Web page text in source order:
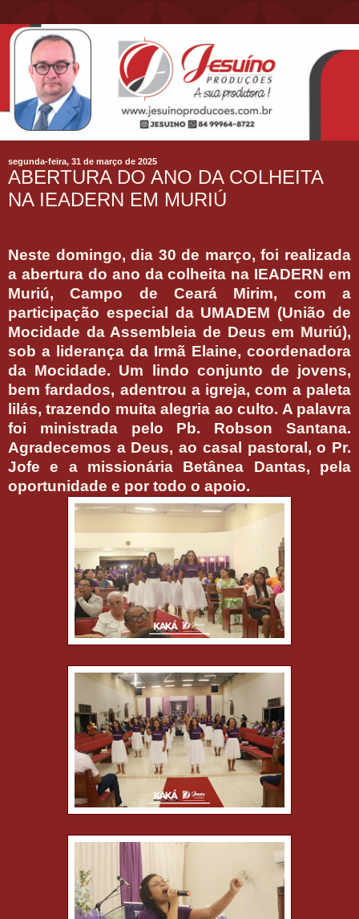
segunda-feira, 31 de março de 2025
ABERTURA DO ANO DA COLHEITA
NA IEADERN EM MURIÚ
Neste domingo, dia 30 de março, foi realizada
a abertura do ano da colheita na IEADERN em
Muriú, Campo de Ceará Mirim, com a
participação especial da UMADEM (União de
Mocidade da Assembleia de Deus em Muriú),
sob a liderança da Irmã Elaine, coordenadora
da Mocidade. Um lindo conjunto de jovens,
bem fardados, adentrou a igreja, com a paleta
lilás, trazendo muita alegria ao culto. A palavra
foi ministrada pelo Pb. Robson Santana.
Agradecemos a Deus, ao casal pastoral, o Pr.
Jofe e a missionária Betânea Dantas, pela
oportunidade e por todo o apoio.